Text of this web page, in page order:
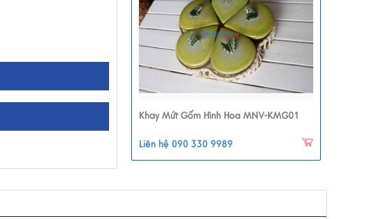
Khay Mứt Gốm Hình Hoa MNV-KMG01
Liên hệ 090 330 9989